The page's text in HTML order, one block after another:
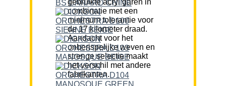
combinatie met een
minimum tolerantie voor
de 17 kilometer draad.
Aandacht voor het
onberispelijke weven en
strenge selectie maakt
het verschil met andere
fabrikanten.